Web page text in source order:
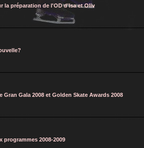
la préparation de l'OD d'Isa et Oliv
Gran Gala 2008 et Golden Skate Awards 2008
programmes 2008-2009